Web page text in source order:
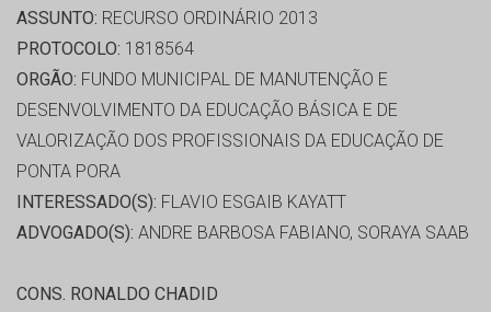
ASSUNTO: RECURSO ORDINÁRIO 2013
PROTOCOLO: 1818564
ORGÃO: FUNDO MUNICIPAL DE MANUTENÇÃO E
DESENVOLVIMENTO DA EDUCAÇÃO BÁSICA E DE
VALORIZAÇÃO DOS PROFISSIONAIS DA EDUCAÇÃO DE
PONTA PORA
INTERESSADO(S): FLAVIO ESGAIB KAYATT
ADVOGADO(S): ANDRE BARBOSA FABIANO, SORAYA SAAB
CONS. RONALDO CHADID